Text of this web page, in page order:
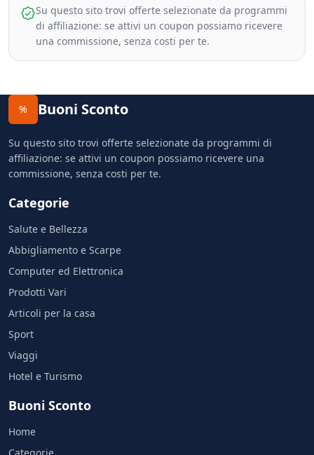
Su questo sito trovi offerte selezionate da programmi
di affiliazione: se attivi un coupon possiamo ricevere
una commissione, senza costi per te.
% Buoni Sconto
Su questo sito trovi offerte selezionate da programmi di
affiliazione: se attivi un coupon possiamo ricevere una
commissione, senza costi per te.
Categorie
Salute e Bellezza
Abbigliamento e Scarpe
Computer ed Elettronica
Prodotti Vari
Articoli per la casa
Sport
Viaggi
Hotel e Turismo
Buoni Sconto
Home